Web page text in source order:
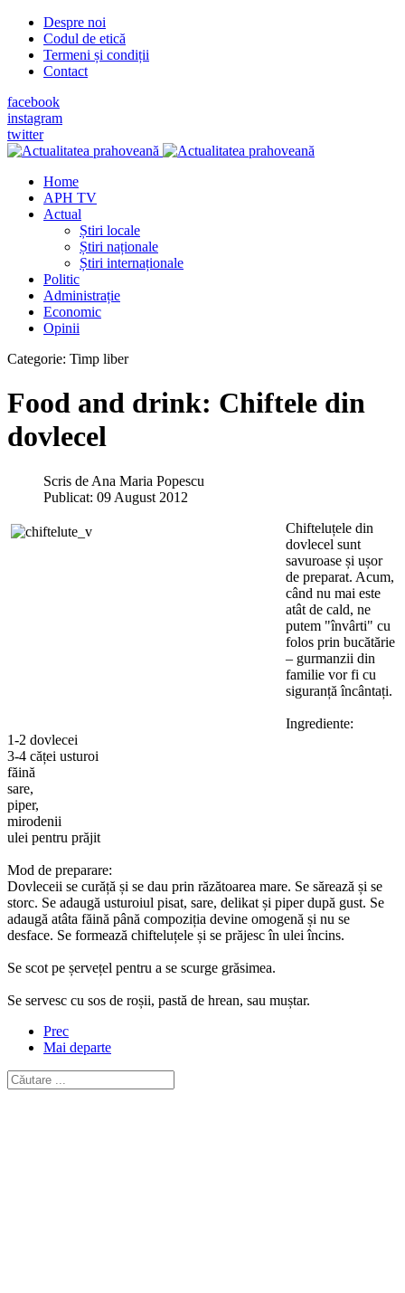
Despre noi
Codul de etică
Termeni și condiții
Contact
facebook
instagram
twitter
Home
APH TV
Actual
Știri locale
Știri naționale
Știri internaționale
Politic
Administrație
Economic
Opinii
Categorie: Timp liber
Food and drink: Chiftele din
dovlecel
Scris de Ana Maria Popescu
Publicat: 09 August 2012
Chifteluțele din
dovlecel sunt
savuroase și ușor
de preparat. Acum,
când nu mai este
atât de cald, ne
putem "învârti" cu
folos prin bucătărie
– gurmanzii din
familie vor fi cu
siguranță încântați.
Ingrediente:
1-2 dovlecei
3-4 căței usturoi
făină
sare,
piper,
mirodenii
ulei pentru prăjit
Mod de preparare:
Dovleceii se curăță și se dau prin răzătoarea mare. Se sărează și se
storc. Se adaugă usturoiul pisat, sare, delikat și piper după gust. Se
adaugă atâta făină până compoziția devine omogenă și nu se
desface. Se formează chifteluțele și se prăjesc în ulei încins.
Se scot pe șervețel pentru a se scurge grăsimea.
Se servesc cu sos de roșii, pastă de hrean, sau muștar.
Prec
Mai departe